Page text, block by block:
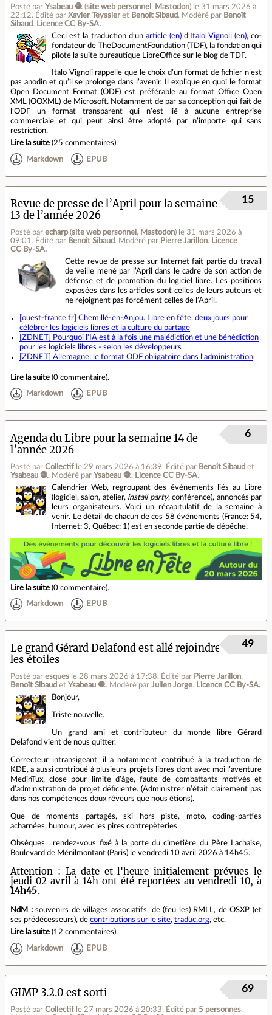
Posté par Ysabeau 🧶 (site web personnel , Mastodon) le 31 mars 2026 à
22:12. Édité par Xavier Teyssier et Benoît Sibaud. Modéré par Benoît
Sibaud. Licence CC By‑SA.
Ceci est la traduction d’un article (en) d’ Italo Vignoli (en), co-
fondateur de TheDocumentFoundation (TDF), la fondation qui
pilote la suite bureautique LibreOffice sur le blog de TDF.
Italo Vignoli rappelle que le choix d’un format de fichier n’est
pas anodin et qu’il se prolonge dans l’avenir. Il explique en quoi le format
Open Document Format (ODF) est préférable au format Office Open
XML (OOXML) de Microsoft. Notamment de par sa conception qui fait de
l’ODF un format transparent qui n’est lié à aucune entreprise
commerciale et qui peut ainsi être adopté par n’importe qui sans
restriction.
Lire la suite (25 commentaires).
Markdown EPUB
Revue de presse de l’April pour la semaine
13 de l’année 2026
Posté par echarp(site web personnel , Mastodon) le 31 mars 2026 à
09:01 . Édité par Benoît Sibaud. Modéré par Pierre Jarillon. Licence
CC By‑SA.
15
Cette revue de presse sur Internet fait partie du travail
de veille mené par l’April dans le cadre de son action de
défense et de promotion du logiciel libre. Les positions
exposées dans les articles sont celles de leurs auteurs et
ne rejoignent pas forcément celles de l’April.
[ouest-france.fr] Chemillé-en-Anjou. Libre en fête: deux jours pour
célébrer les logiciels libres et la culture du partage
[ZDNET] Pourquoi l'IA est à la fois une malédiction et une bénédiction
pour les logiciels libres - selon les développeurs
[ZDNET] Allemagne: le format ODF obligatoire dans l'administration
Lire la suite (0 commentaire).
Markdown EPUB
Agenda du Libre pour la semaine 14 de
l’année 2026
Posté par Collectif le 29 mars 2026 à 16:39. Édité par Benoît Sibaud et
Ysabeau 🧶. Modéré par Ysabeau 🧶. Licence CC By‑SA.
6
Calendrier Web, regroupant des événements liés au Libre
(logiciel, salon, atelier, install party, conférence), annoncés par
leurs organisateurs. Voici un récapitulatif de la semaine à
venir. Le détail de chacun de ces 58 événements (France: 54,
Internet: 3, Québec: 1) est en seconde partie de dépêche.
Lire la suite (0 commentaire).
Markdown EPUB
Le grand Gérard Delafond est allé rejoindre
les étoiles
Posté par esques le 28 mars 2026 à 17:38. Édité par Pierre Jarillon,
Benoît Sibaud et Ysabeau 🧶. Modéré par Julien Jorge. Licence CC By‑SA.
49
Bonjour,
Triste nouvelle.
Un grand ami et contributeur du monde libre Gérard
Delafond vient de nous quitter.
Correcteur intransigeant, il a notamment contribué à la traduction de
KDE, a aussi contribué à plusieurs projets libres dont avec moi l’aventure
MedinTux, close pour limite d’âge, faute de combattants motivés et
d’administration de projet déficiente. (Administrer n’était clairement pas
dans nos compétences doux rêveurs que nous étions).
Que de moments partagés, ski hors piste, moto, coding-parties
acharnées, humour, avec les pires contrepèteries.
Obsèques : rendez-vous fixé à la porte du cimetière du Père Lachaise,
Boulevard de Ménilmontant (Paris) le vendredi 10 avril 2026 à 14h45.
Attention : La date et l'heure initialement prévues le
jeudi 02 avril à 14h ont été reportées au vendredi 10, à
14h45.
NdM :souvenirs de villages associatifs, de (feu les) RMLL, de OSXP (et
ses prédécesseurs), de contributions sur le site, traduc.org, etc.
Lire la suite (12 commentaires).
Markdown EPUB
GIMP 3.2.0 est sorti
Posté par Collectif le 27 mars 2026 à 20:33. Édité par 5 personnes.
69